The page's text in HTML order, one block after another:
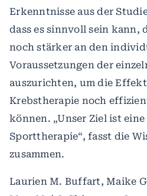
Erkenntnisse aus der
dass es sinnvoll sein kann,
noch stärker an den
Voraussetzungen der
auszurichten, um die
Krebstherapie noch
können. „Unser Ziel ist
Sporttherapie“, fasst die
zusammen.
Laurien M. Buffart, Maike G